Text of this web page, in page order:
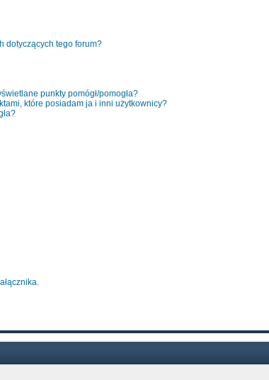
dotyczących tego forum?
punkty pomógł/pomogła?
które posiadam ja i inni użytkownicy?